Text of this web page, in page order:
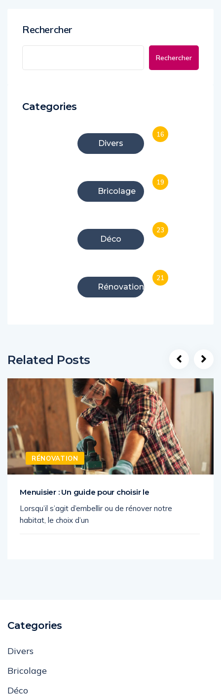
Rechercher
Rechercher
Categories
Divers
16
Bricolage
19
Déco
23
Rénovation
21
Related Posts
RÉNOVATION
Menuisier : Un guide pour choisir le
Lorsqu’il s’agit d’embellir ou de rénover notre
habitat, le choix d’un
Categories
Divers
Bricolage
Déco